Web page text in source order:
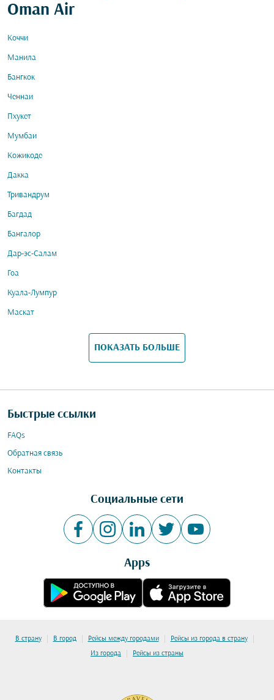
Oman Air
Коччи
Манила
Бангкок
Ченнаи
Пхукет
Мумбаи
Кожикоде
Дакка
Тривандрум
Багдад
Бангалор
Дар-эс-Салам
Гоа
Куала-Лумпур
Маскат
ПОКАЗАТЬ БОЛЬШЕ
Быстрые ссылки
FAQs
Обратная связь
Контакты
Социальные сети
Apps
В страну | В город | Рейсы между городами | Рейсы из города в страну |
Из города | Рейсы из страны